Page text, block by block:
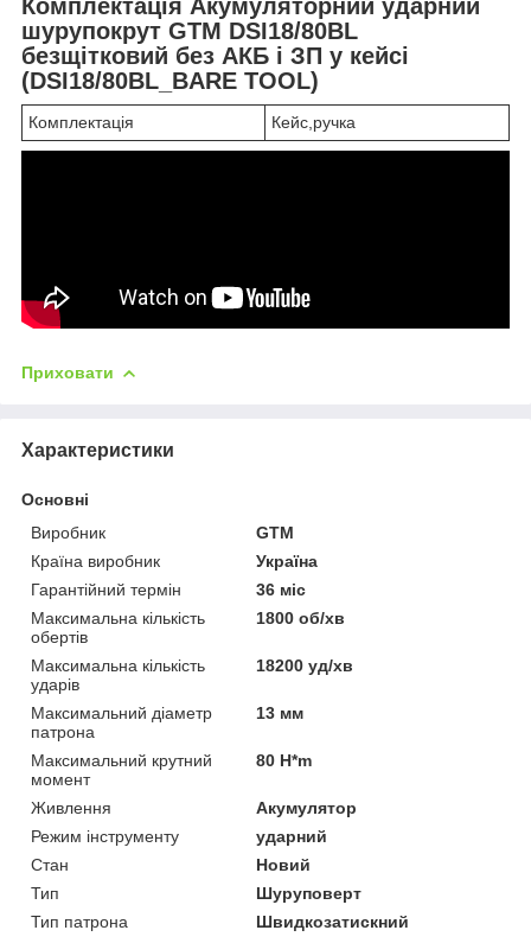
Комплектація Акумуляторний ударний
шурупокрут GTM DSI18/80BL
безщітковий без АКБ і ЗП у кейсі
(DSI18/80BL_BARE TOOL)
Комплектація Кейс,ручка
Приховати
Характеристики
Основні
Виробник
GTM
Країна виробник
Україна
Гарантійний термін
36 міс
Максимальна кількість
обертів
1800 об/хв
Максимальна кількість
ударів
18200 уд/хв
Максимальний діаметр
патрона
13 мм
Максимальний крутний
момент
80 H*m
Живлення
Акумулятор
Режим інструменту
ударний
Стан
Новий
Тип
Шуруповерт
Тип патрона
Швидкозатискний